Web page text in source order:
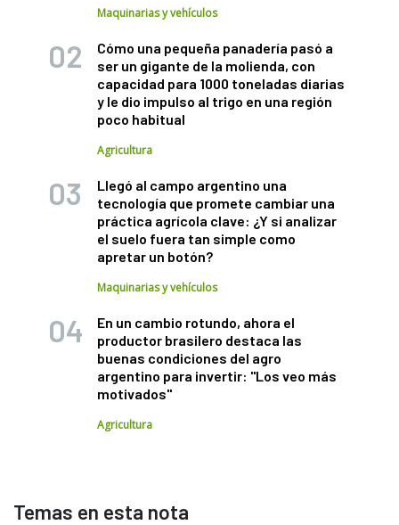
Maquinarias y vehículos
Cómo una pequeña panadería pasó a
ser un gigante de la molienda, con
capacidad para 1000 toneladas diarias
y le dio impulso al trigo en una región
poco habitual
Agricultura
Llegó al campo argentino una
tecnología que promete cambiar una
práctica agrícola clave: ¿Y si analizar
el suelo fuera tan simple como
apretar un botón?
Maquinarias y vehículos
En un cambio rotundo, ahora el
productor brasilero destaca las
buenas condiciones del agro
argentino para invertir: "Los veo más
motivados"
Agricultura
Temas en esta nota